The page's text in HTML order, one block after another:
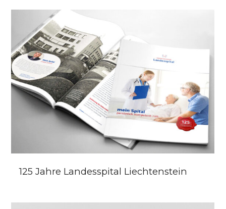
125 Jahre Landesspital Liechtenstein